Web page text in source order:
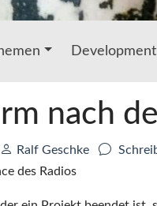
Development
nach
Autor:
Ralf Geschke
des Radios